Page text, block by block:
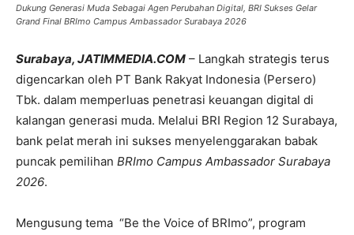
Dukung Generasi Muda Sebagai Agen Perubahan Digital, BRI Sukses Gelar
Grand Final BRImo Campus Ambassador Surabaya 2026
Surabaya, JATIMMEDIA.COM – Langkah strategis terus
digencarkan oleh PT Bank Rakyat Indonesia (Persero)
Tbk. dalam memperluas penetrasi keuangan digital di
kalangan generasi muda. Melalui BRI Region 12 Surabaya,
bank pelat merah ini sukses menyelenggarakan babak
puncak pemilihan BRImo Campus Ambassador Surabaya
2026.
Mengusung tema “Be the Voice of BRImo”, program